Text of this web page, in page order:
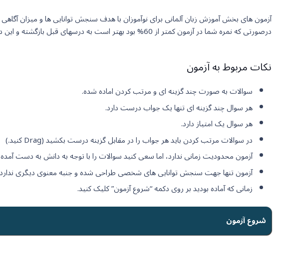
آزمون های بخش آموزش زبان آلمانی برای نوآموزان با هدف سنجش توانایی ها و میزان
درصورتی که نمره شما در آزمون کمتر از 60% بود بهتر است به درسهای قبل بازگشته و این درس ها را مجدد مرور کنید.
نکات مربوط به آزمون
سوالات به صورت چند گزینه ای و مرتب کردن اماده شده.
هر سوال چند گزینه ای تنها یک جواب درست دارد.
هر سوال یک امتیاز دارد.
در سوالات مرتب کردن باید هر جواب را در مقابل گزینه درست بکشید (Drag کنید.)
آزمون محدودیت زمانی ندارد، اما سعی کنید سوالات را با توجه به دانش به دست
آزمون تنها جهت سنجش توانایی های شخصی طراحی شده و جنبه معنوی دیگری
زمانی که آماده بودید بر روی دکمه “شروع آزمون” کلیک کنید.